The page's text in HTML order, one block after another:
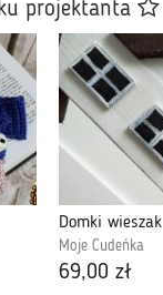
projektanta
Domki wieszak
Moje Cudeńka
69,00 zł